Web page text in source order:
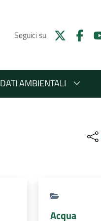
Seguici su
DATI AMBIENTALI
Acqua